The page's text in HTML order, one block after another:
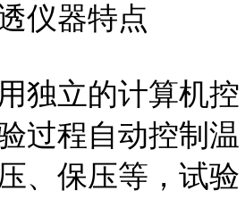
仪器特点
独立的计算机控
过程自动控制温
、保压等，试验